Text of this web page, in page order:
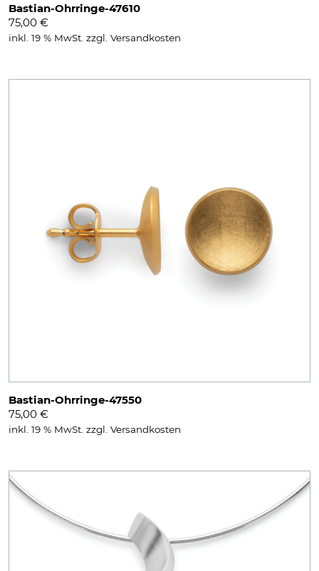
Bastian-Ohrringe-47610
75,00 €
inkl. 19 % MwSt. zzgl. Versandkosten
Bastian-Ohrringe-47550
75,00 €
inkl. 19 % MwSt. zzgl. Versandkosten